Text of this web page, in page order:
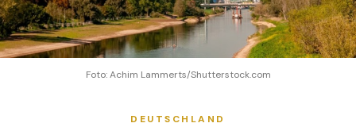
Foto: Achim Lammerts/Shutterstock.com
DEUTSCHLAND